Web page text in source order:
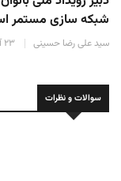
شبکه سازی مستمر
سید علی رضا حسینی ۲۳ آذر ۱۴۰۴
سوالات و نظرات